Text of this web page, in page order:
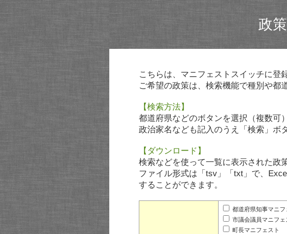
政
こちらは、マニフェストスイッチに登
ご希望の政策は、検索機能で種別や都
【検索方法】
都道府県などのボタンを選択（複数可
政治家名なども記入のうえ「検索」ボ
【ダウンロード】
検索などを使って一覧に表示された政
ファイル形式は「tsv」「txt」で、
することができます。
都道府県知事マニフ
市議会議員マニフェ
町長マニフェスト